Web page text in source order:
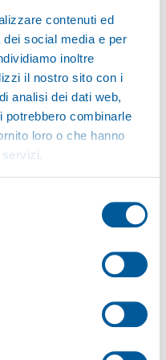
contenuti ed
social media e per
inoltre
il nostro sito con i
analisi dei dati web,
potrebbero combinarle
loro o che hanno
qui le Opzioni Internet. Se
posizionarsi sul
Internet.
potete selezionare
di cookie. Se il dispositivo
i cookie, mentre se si
windows-vista/block-or-